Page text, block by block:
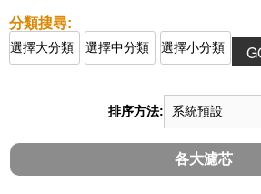
排序方法:
各大濾芯